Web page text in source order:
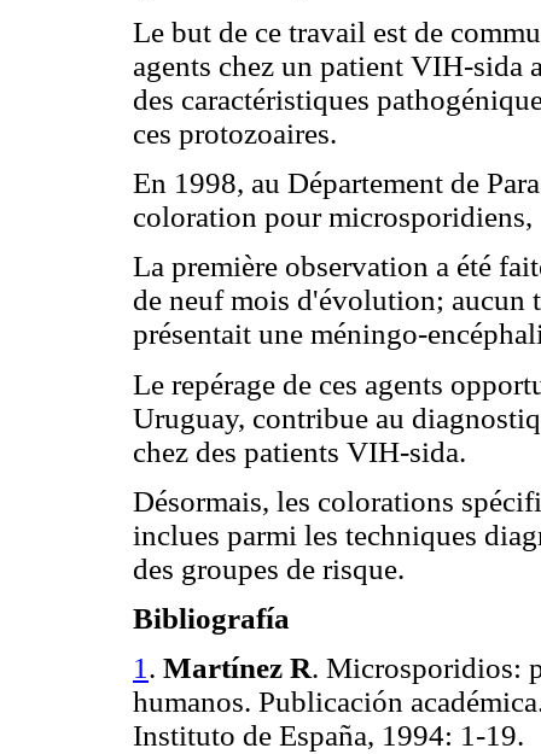
Le but de ce travail est de
agents chez un patient VIH-sida
des caractéristiques
ces protozoaires.
En 1998, au Département de
coloration pour
La première observation a été
de neuf mois d'évolution; aucun
présentait une méningo-
Le repérage de ces agents
Uruguay, contribue au
chez des patients VIH-sida.
Désormais, les colorations
inclues parmi les techniques
des groupes de risque.
Bibliografía
1 . Martínez R. Microsporidios:
humanos. Publicación
Instituto de España, 1994: 1-19.